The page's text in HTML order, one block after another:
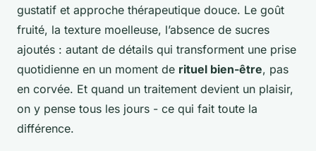
gustatif et approche thérapeutique douce. Le goût
fruité, la texture moelleuse, l’absence de sucres
ajoutés : autant de détails qui transforment une prise
quotidienne en un moment de rituel bien-être, pas
en corvée. Et quand un traitement devient un plaisir,
on y pense tous les jours - ce qui fait toute la
différence.